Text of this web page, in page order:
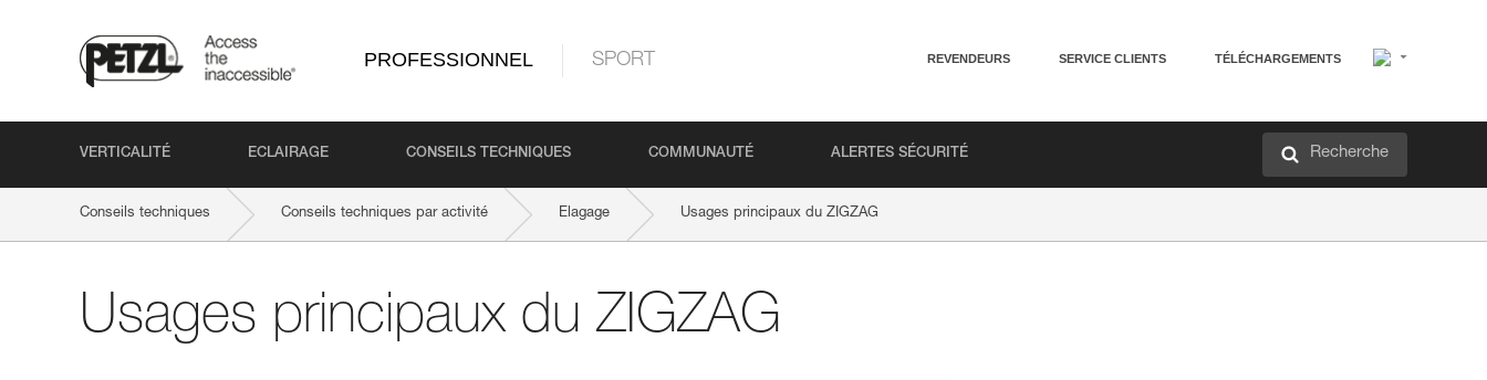
PROFESSIONNEL SPORT REVENDEURS SERVICE CLIENTS TÉLÉCHARGEMENTS
VERTICALITÉ ECLAIRAGE CONSEILS TECHNIQUES COMMUNAUTÉ ALERTES SÉCURITÉ Recherche
Conseils techniques Conseils techniques par activité Elagage Usages principaux du ZIGZAG
Usages principaux du ZIGZAG